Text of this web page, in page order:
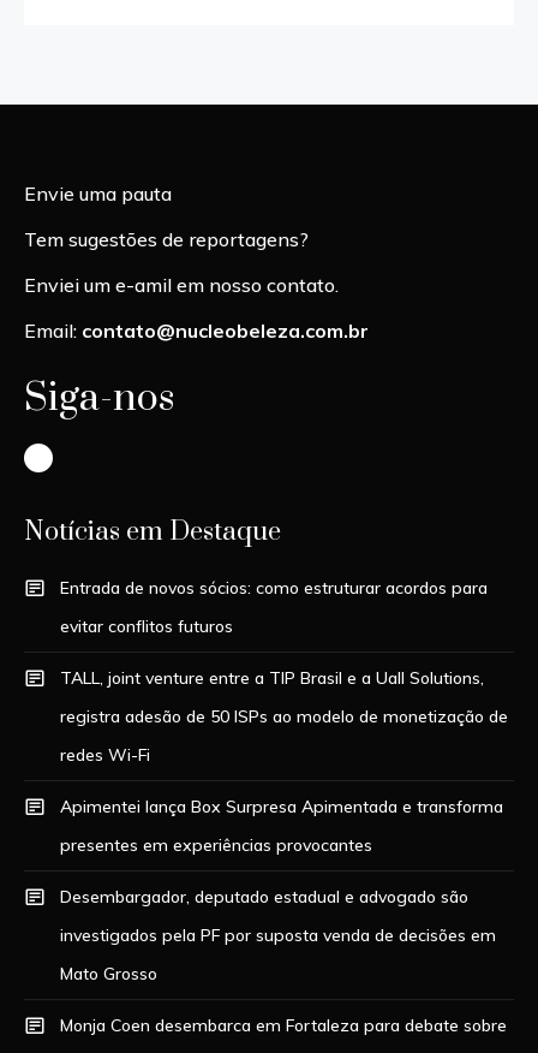
Envie uma pauta
Tem sugestões de reportagens?
Enviei um e-amil em nosso contato.
Email: contato@nucleobeleza.com.br
Siga-nos
Instagram
Notícias em Destaque
Entrada de novos sócios: como estruturar acordos para
evitar conflitos futuros
TALL, joint venture entre a TIP Brasil e a Uall Solutions,
registra adesão de 50 ISPs ao modelo de monetização de
redes Wi-Fi
Apimentei lança Box Surpresa Apimentada e transforma
presentes em experiências provocantes
Desembargador, deputado estadual e advogado são
investigados pela PF por suposta venda de decisões em
Mato Grosso
Monja Coen desembarca em Fortaleza para debate sobre